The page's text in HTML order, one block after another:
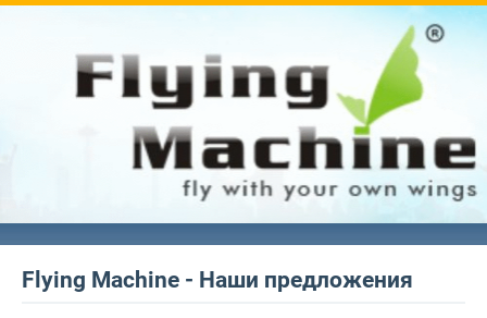
Flying Machine - Наши предложения